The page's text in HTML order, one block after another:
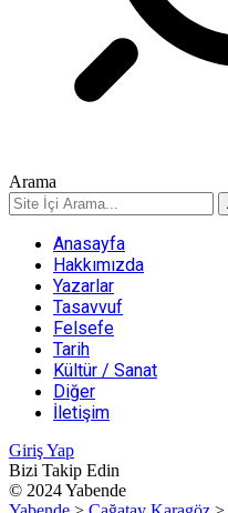
Arama
Anasayfa
Hakkımızda
Yazarlar
Tasavvuf
Felsefe
Tarih
Kültür / Sanat
Diğer
İletişim
Giriş Yap
Bizi Takip Edin
© 2024 Yabende